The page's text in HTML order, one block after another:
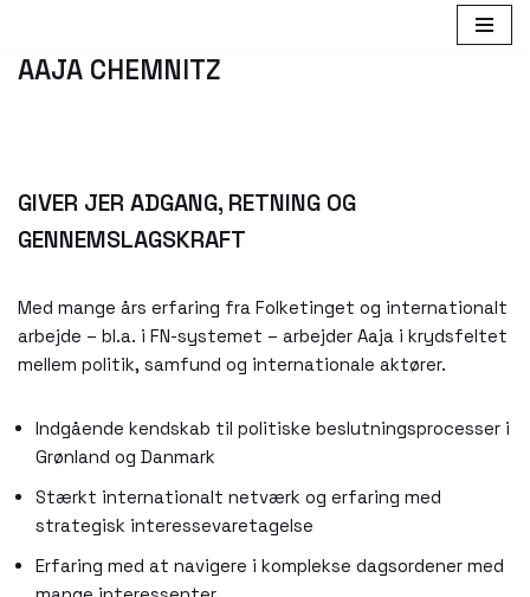
Spring
AAJA CHEMNITZ
GIVER JER ADGANG, RETNING OG
GENNEMSLAGSKRAFT
Med mange års erfaring fra Folketinget og internationalt
arbejde – bl.a. i FN-systemet – arbejder Aaja i krydsfeltet
mellem politik, samfund og internationale aktører.
Indgående kendskab til politiske beslutningsprocesser i
Grønland og Danmark
Stærkt internationalt netværk og erfaring med
strategisk interessevaretagelse
Erfaring med at navigere i komplekse dagsordener med